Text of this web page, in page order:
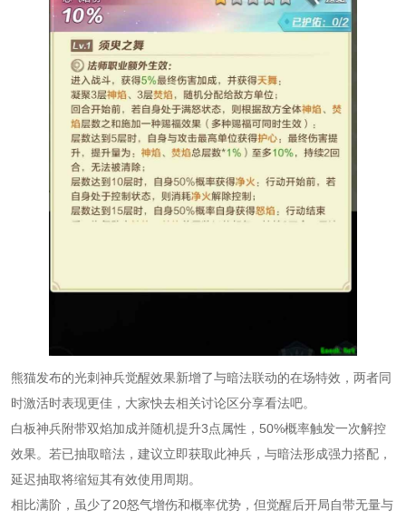
熊猫发布的光刺神兵觉醒效果新增了与暗法联动的在场特效，两者同
时激活时表现更佳，大家快去相关讨论区分享看法吧。
白板神兵附带双焰加成并随机提升3点属性，50%概率触发一次解控
效果。若已抽取暗法，建议立即获取此神兵，与暗法形成强力搭配，
延迟抽取将缩短其有效使用周期。
相比满阶，虽少了20怒气增伤和概率优势，但觉醒后开局自带无量与